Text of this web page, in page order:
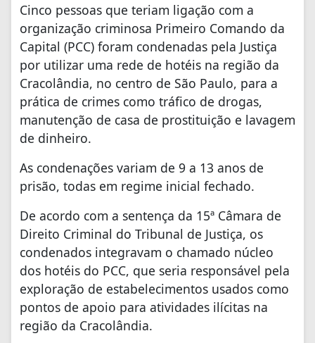
Cinco pessoas que teriam ligação com a
organização criminosa Primeiro Comando da
Capital (PCC) foram condenadas pela Justiça
por utilizar uma rede de hotéis na região da
Cracolândia, no centro de São Paulo, para a
prática de crimes como tráfico de drogas,
manutenção de casa de prostituição e lavagem
de dinheiro.
As condenações variam de 9 a 13 anos de
prisão, todas em regime inicial fechado.
De acordo com a sentença da 15ª Câmara de
Direito Criminal do Tribunal de Justiça, os
condenados integravam o chamado núcleo
dos hotéis do PCC, que seria responsável pela
exploração de estabelecimentos usados como
pontos de apoio para atividades ilícitas na
região da Cracolândia.